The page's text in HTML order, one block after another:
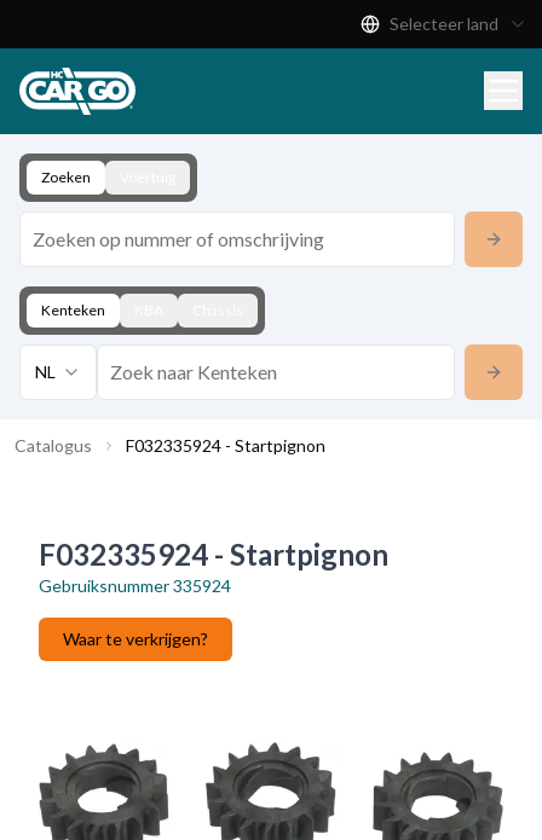
Download
Contact
Selecteer land
Zoeken
Kenteken
NL
Catalogus F032335924 - Startpignon
F032335924 - Startpignon
Gebruiksnummer335924
Waar te verkrijgen?